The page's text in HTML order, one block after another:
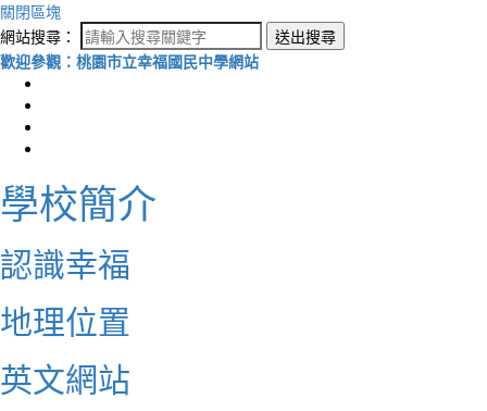
關閉區塊
網站搜尋：
送出搜尋
歡迎參觀：桃園市立幸福國民中學網站
學校簡介
認識幸福
地理位置
英文網站